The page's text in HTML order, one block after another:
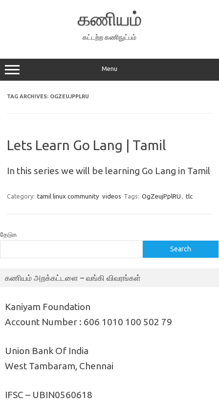
கணியம்
கட்டற்ற கணிநுட்பம்
Menu
TAG ARCHIVES: OGZEUJPPLRU
Lets Learn Go Lang | Tamil
In this series we will be learning Go Lang in Tamil
Category: tamil linux community videos Tags: OgZeujPplRU , tlc
தேடுக
Search
கணியம் அறக்கட்டளை – வங்கி விவரங்கள்
Kaniyam Foundation
Account Number : 606 1010 100 502 79
Union Bank Of India
West Tambaram, Chennai
IFSC – UBIN0560618